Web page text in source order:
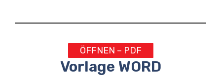
ÖFFNEN – PDF
Vorlage WORD